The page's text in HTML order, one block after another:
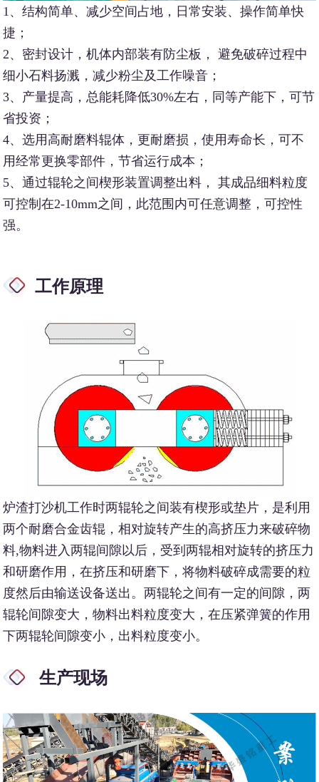
1、结构简单、减少空间占地，日常安装、操作简单快
捷；
2、密封设计，机体内部装有防尘板， 避免破碎过程中
细小石料扬溅，减少粉尘及工作噪音；
3、产量提高，总能耗降低30%左右，同等产能下，可节
省投资；
4、选用高耐磨料辊体，更耐磨损，使用寿命长，可不
用经常更换零部件，节省运行成本；
5、通过辊轮之间楔形装置调整出料， 其成品细料粒度
可控制在2-10mm之间，此范围内可任意调整，可控性
强。
工作原理
炉渣打沙机工作时两辊轮之间装有楔形或垫片，是利用
两个耐磨合金齿辊，相对旋转产生的高挤压力来破碎物
料,物料进入两辊间隙以后，受到两辊相对旋转的挤压力
和研磨作用，在挤压和研磨下，将物料破碎成需要的粒
度然后由输送设备送出。两辊轮之间有一定的间隙，两
辊轮间隙变大，物料出料粒度变大，在压紧弹簧的作用
下两辊轮间隙变小，出料粒度变小。
生产现场